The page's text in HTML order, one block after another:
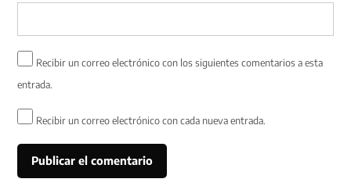
Recibir un correo electrónico con los siguientes comentarios a esta
entrada.
Recibir un correo electrónico con cada nueva entrada.